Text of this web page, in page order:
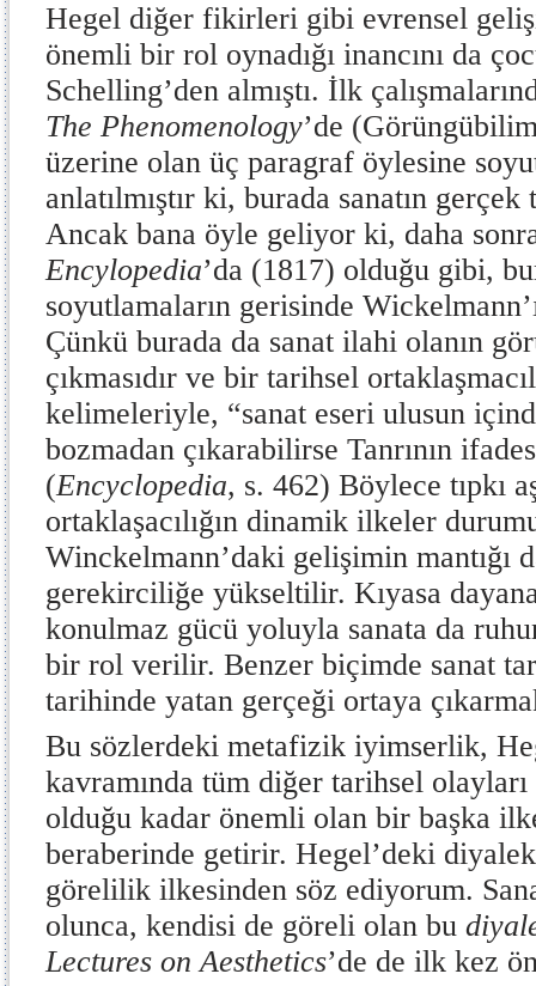
Hegel diğer fikirleri gibi evrensel
önemli bir rol oynadığı inancını da
Schelling’den almıştı. İlk
The Phenomenology’de
üzerine olan üç paragraf öylesine
anlatılmıştır ki, burada sanatın
Ancak bana öyle geliyor ki, daha
Encylopedia’da (1817) olduğu gibi,
soyutlamaların gerisinde
Çünkü burada da sanat ilahi olanın
çıkmasıdır ve bir tarihsel
kelimeleriyle, “sanat eseri ulusun
bozmadan çıkarabilirse Tanrının
(Encyclopedia, s. 462) Böylece tıpkı
ortaklaşacılığın dinamik ilkeler
Winckelmann’daki gelişimin mantığı
gerekirciliğe yükseltilir. Kıyasa
konulmaz gücü yoluyla sanata da
bir rol verilir. Benzer biçimde sanat
tarihinde yatan gerçeği ortaya
Bu sözlerdeki metafizik iyimserlik,
kavramında tüm diğer tarihsel olayları
olduğu kadar önemli olan bir başka
beraberinde getirir. Hegel’deki
görelilik ilkesinden söz ediyorum.
olunca, kendisi de göreli olan bu
Lectures on Aesthetics’de de ilk kez